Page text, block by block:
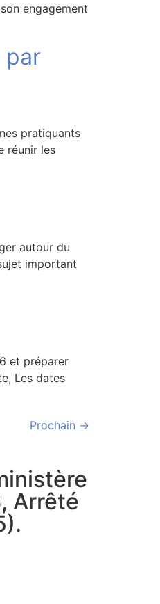
engagement
par
pratiquants
réunir les
autour du
important
et préparer
Les dates
Prochain →
Arrêté